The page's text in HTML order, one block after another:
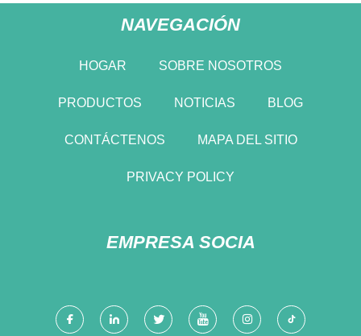
NAVEGACIÓN
HOGAR SOBRE NOSOTROS
PRODUCTOS NOTICIAS BLOG
CONTÁCTENOS MAPA DEL SITIO
PRIVACY POLICY
EMPRESA SOCIA